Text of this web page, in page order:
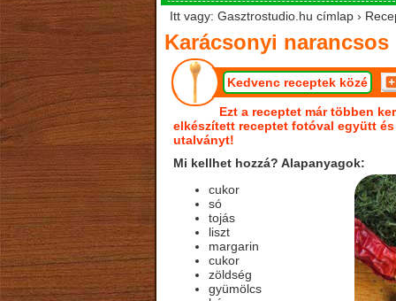
Itt vagy: Gasztrostudio.hu címlap ›
Karácsonyi
Kedvenc receptek közé
Ezt a receptet már többen
elkészített receptet fotóval együtt
utalványt!
Mi kellhet hozzá? Alapanyagok:
cukor
só
tojás
liszt
margarin
cukor
zöldség
gyümölcs